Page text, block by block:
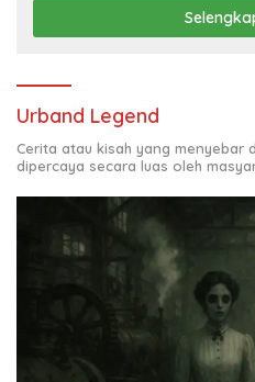
Urband Legend
Cerita atau kisah yang menyebar
dipercaya secara luas oleh